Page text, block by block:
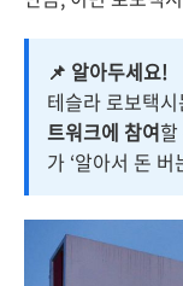
📌 알아두세요!
테슬라 로보택시
트워크에 참여
가 ‘알아서 돈